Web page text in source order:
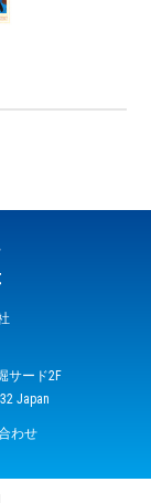
サード2F
Japan
わせ